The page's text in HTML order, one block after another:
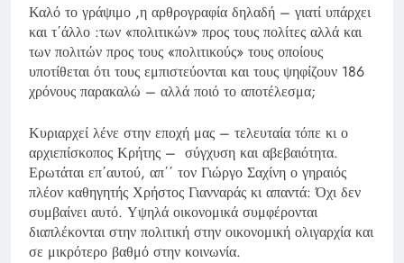
Καλό το γράψιμο ,η αρθρογραφία δηλαδή – γιατί υπάρχει
και τ΄άλλο :των «πολιτικών» προς τους πολίτες αλλά και
των πολιτών προς τους «πολιτικούς» τους οποίους
υποτίθεται ότι τους εμπιστεύονται και τους ψηφίζουν 186
χρόνους παρακαλώ – αλλά ποιό το αποτέλεσμα;
Κυριαρχεί λένε στην εποχή μας – τελευταία τόπε κι ο
αρχιεπίσκοπος Κρήτης – σύγχυση και αβεβαιότητα.
Ερωτάται επ΄αυτού, απ΄΄ τον Γιώργο Σαχίνη ο γηραιός
πλέον καθηγητής Χρήστος Γιανναράς κι απαντά: Όχι δεν
συμβαίνει αυτό. Υψηλά οικονομικά συμφέρονται
διαπλέκονται στην πολιτική στην οικονομική ολιγαρχία και
σε μικρότερο βαθμό στην κοινωνία.